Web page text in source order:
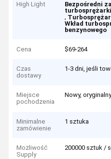
High Light
Bezpośredni
turbosprężarki
,
Wkład
benzynowego
Cena $69-264
Czas
dostawy
1-3 dni, jeśli
Miejsce
pochodzenia
Nowy,
Minimalne
zamówienie
1 sztuka
Możliwość
Supply
200000 sztuk /